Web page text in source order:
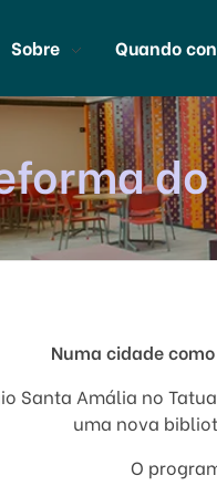
Sobre Quando
Numa cidade
Santa Amália no
uma nova
O